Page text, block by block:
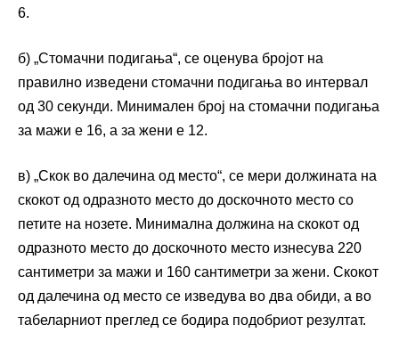
6.
б) „Стомачни подигања“, се оценува бројот на
правилно изведени стомачни подигања во интервал
од 30 секунди. Минимален број на стомачни подигања
за мажи е 16, а за жени е 12.
в) „Скок во далечина од место“, се мери должината на
скокот од одразното место до доскочното место со
петите на нозете. Минимална должина на скокот од
одразното место до доскочното место изнесува 220
сантиметри за мажи и 160 сантиметри за жени. Скокот
од далечина од место се изведува во два обиди, а во
табеларниот преглед се бодира подобриот резултат.